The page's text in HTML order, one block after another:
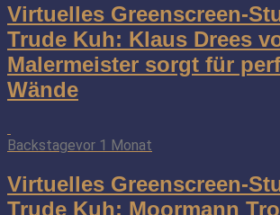
Virtuelles Greenscreen-
Trude Kuh: Klaus Drees
Malermeister sorgt für
Wände
Backstagevor 1 Monat
Virtuelles Greenscreen-
Trude Kuh: Moormann